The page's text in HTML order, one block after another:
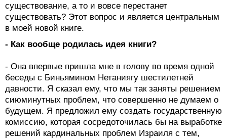
существование, а то и вовсе перестанет
существовать? Этот вопрос и является центральным
в моей новой книге.
- Как вообще родилась идея книги?
- Она впервые пришла мне в голову во время одной
беседы с Биньямином Нетаниягу шестилетней
давности. Я сказал ему, что мы так заняты решением
сиюминутных проблем, что совершенно не думаем о
будущем. Я предложил ему создать государственную
комиссию, которая сосредоточилась бы на выработке
решений кардинальных проблем Израиля с тем,